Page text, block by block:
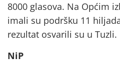
8000 glasova. Na Općim
imali su podršku 11
rezultat osvarili su u Tuzli.
NiP